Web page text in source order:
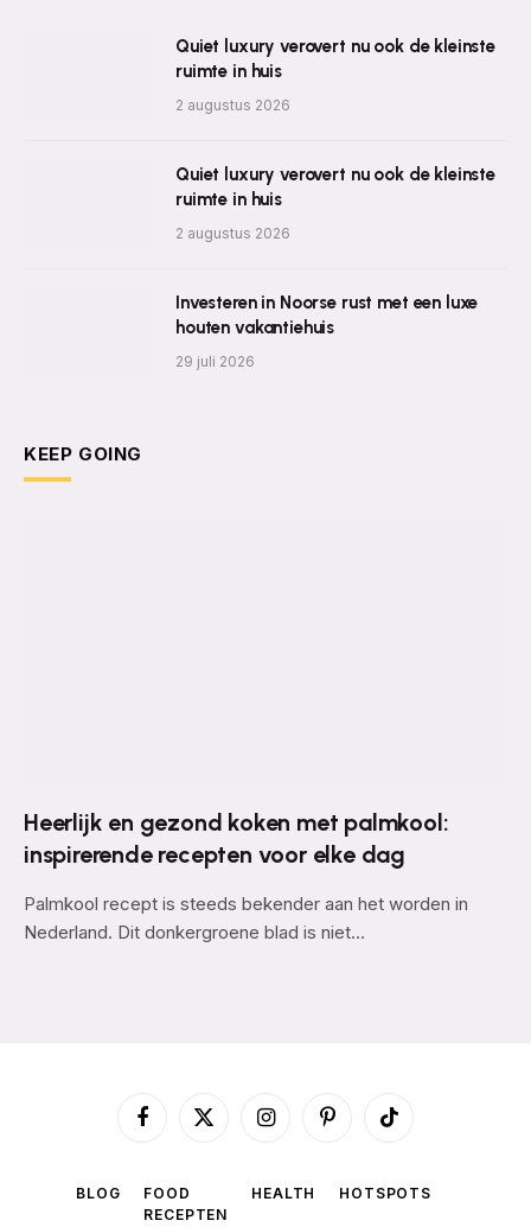
Quiet luxury verovert nu ook de kleinste
ruimte in huis
2 augustus 2026
Quiet luxury verovert nu ook de kleinste
ruimte in huis
2 augustus 2026
Investeren in Noorse rust met een luxe
houten vakantiehuis
29 juli 2026
KEEP GOING
Heerlijk en gezond koken met palmkool:
inspirerende recepten voor elke dag
Palmkool recept is steeds bekender aan het worden in
Nederland. Dit donkergroene blad is niet…
Facebook
X
InstagramPinterestTikTok
BLOG
FOOD
RECEPTEN
HEALTH HOTSPOTS